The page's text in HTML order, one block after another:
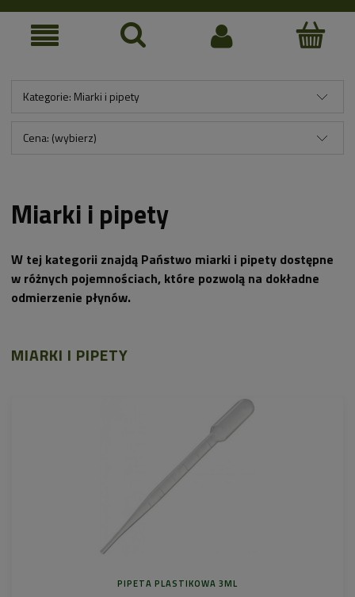
Kategorie: Miarki i pipety
Cena: (wybierz)
Miarki i pipety
W tej kategorii znajdą Państwo miarki i pipety dostępne
w różnych pojemnościach, które pozwolą na dokładne
odmierzenie płynów.
MIARKI I PIPETY
PIPETA PLASTIKOWA 3ML